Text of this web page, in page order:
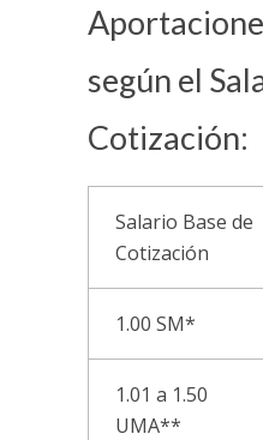
según el
Cotización:
Salario Base de
Cotización
1.00 SM*
1.01 a 1.50
UMA**